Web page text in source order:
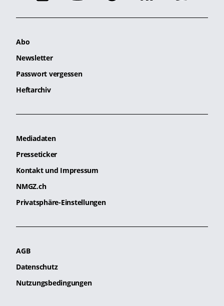
Abo
Newsletter
Passwort vergessen
Heftarchiv
Mediadaten
Presseticker
Kontakt und Impressum
NMGZ.ch
Privatsphäre-Einstellungen
AGB
Datenschutz
Nutzungsbedingungen